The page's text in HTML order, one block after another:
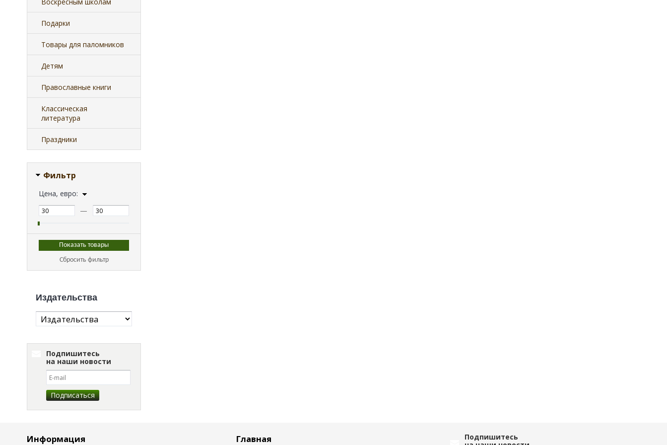
Подарки
Товары для паломников
Детям
Православные книги
Классическая
литература
Праздники
Фильтр
Цена, евро:
—
Сбросить фильтр
Издательства
Подпишитесь
на наши новости
Информация Главная
Подпишитесь